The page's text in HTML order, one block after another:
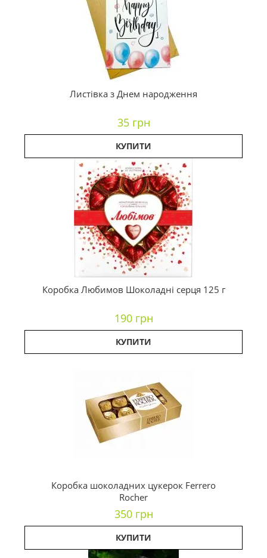
Листівка з Днем народження
35 грн
КУПИТИ
Коробка Любимов Шоколадні серця 125 г
190 грн
КУПИТИ
Коробка шоколадних цукерок Ferrero
Rocher
350 грн
КУПИТИ